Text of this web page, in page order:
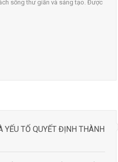
sống thư giãn và sáng tạo. Được
YẾU TỐ QUYẾT ĐỊNH THÀNH